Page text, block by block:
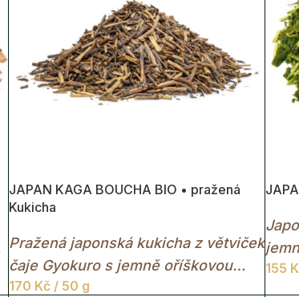
JAPAN KAGA BOUCHA BIO • pražená
Kukicha
Pražená japonská kukicha z větviček
čaje Gyokuro s jemně oříškovou
chutí a uklidňujícím charakterem.
170 Kč/ 50 g
155